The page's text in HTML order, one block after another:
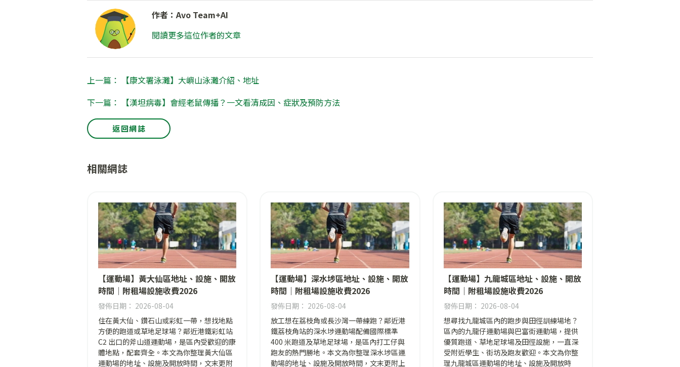
作者：Avo Team+AI
閱讀更多這位作者的文章
上一篇： 【康文署泳灘】大嶼山泳灘介紹、地址
下一篇： 【漢坦病毒】會經老鼠傳播？一文看清成因、症狀及預防方法
返回網誌
相關網誌
【運動場】黃大仙區地址、設施、開放
時間｜附租場設施收費2026
發佈日期： 2026-08-04
住在黃大仙、鑽石山或彩虹一帶，想找地點
方便的跑道或草地足球場？鄰近港鐵彩虹站
C2 出口的斧山道運動場，是區內受歡迎的康
體地點，配套齊全。本文為你整理黃大仙區
運動場的地址、設施及開放時間，文末更附
【運動場】深水埗區地址、設施、開放
時間｜附租場設施收費2026
發佈日期： 2026-08-04
放工想在荔枝角或長沙灣一帶練跑？鄰近港
鐵荔枝角站的深水埗運動場配備國際標準
400 米跑道及草地足球場，是區內打工仔與
跑友的熱門勝地。本文為你整理深水埗區運
動場的地址、設施及開放時間，文末更附上
【運動場】九龍城區地址、設施、開放
時間｜附租場設施收費2026
發佈日期： 2026-08-04
想尋找九龍城區內的跑步與田徑訓練場地？
區內的九龍仔運動場與巴富街運動場，提供
優質跑道、草地足球場及田徑設施，一直深
受附近學生、街坊及跑友歡迎。本文為你整
理九龍城區運動場的地址、設施及開放時